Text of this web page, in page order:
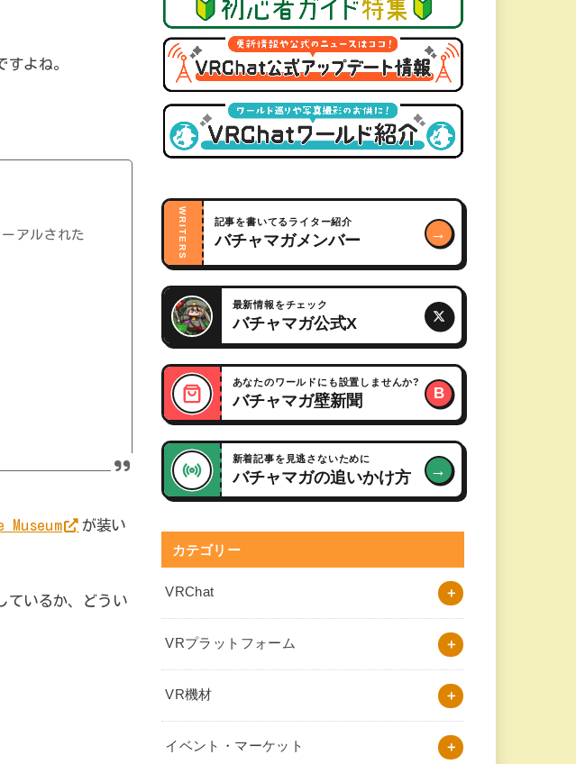
よね。
アルされた
Museum
が装い
ているか、どうい
WRITERS 記事を書いてるライター紹介
バチャマガメンバー →
最新情報をチェック
バチャマガ公式X
あなたのワールドにも設置しませんか?
バチャマガ壁新聞 B
新着記事を見逃さないために
バチャマガの追いかけ方 →
カテゴリー
VRChat
VRプラットフォーム
VR機材
イベント・マーケット